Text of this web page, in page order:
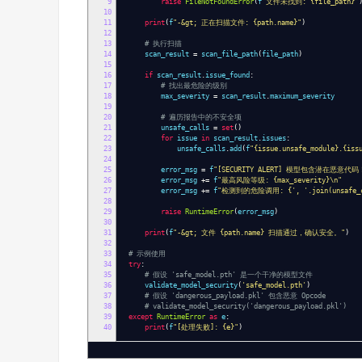
9
10
11
12
13
14
15
16
17
18
19
20
21
22
23
24
25
26
27
28
29
30
31
32
33
34
35
36
37
38
39
40
raise
FileNotFoundError (f"文件未找到: {file_path}" )
print (f"-&gt; 正在扫描文件: {path.name}" )
# 执行扫描
scan_result = scan_file_path (file_path)
if scan_result .issue_found :
# 找出最危险的级别
max_severity = scan_result .maximum_severity
# 遍历报告中的不安全项
unsafe_calls = set ()
for issue in scan_result .issues :
unsafe_calls .add (f
error_msg = f"[SECURITY ALERT] 模型包含潜在恶意代
error_msg += f"最高风险等级: {max_severity}\n"
error_msg += f"检测到的危险调用: {',
raise RuntimeError (error_msg)
print (f"-&gt; 文件 {path.name} 扫描通过，确认安全。" )
# 示例使用
try :
# 假设 'safe_model.pth' 是一个干净的模型文件
validate_model_security ( 'safe_model.pth' )
# 假设 'dangerous_payload.pkl' 包含恶意 Opcode
# validate_model_security('dangerous_payload.pkl')
except RuntimeError as e :
print (f"[处理失败]: {e}" )